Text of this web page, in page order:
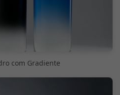
com Gradiente